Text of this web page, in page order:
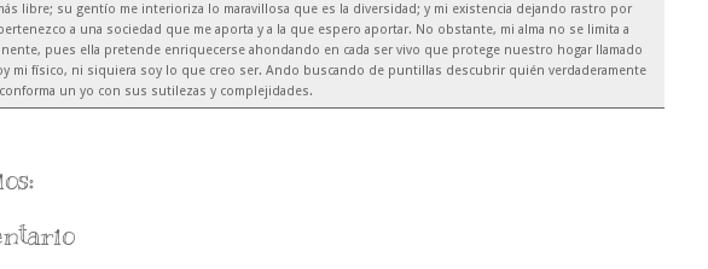
libre; su gentío me interioriza lo maravillosa que es la diversidad; y mi existencia dejando rastro por
a una sociedad que me aporta y a la que espero aportar. No obstante, mi alma no se limita a
pues ella pretende enriquecerse ahondando en cada ser vivo que protege nuestro hogar llamado
mi físico, ni siquiera soy lo que creo ser. Ando buscando de puntillas descubrir quién verdaderamente
un yo con sus sutilezas y complejidades.